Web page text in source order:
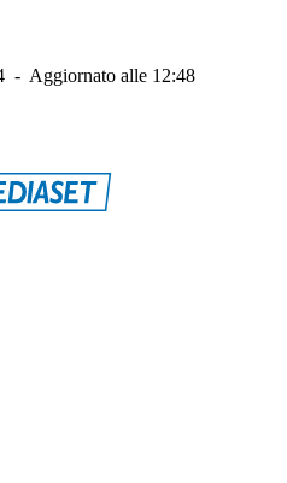
- Aggiornato alle 12:48